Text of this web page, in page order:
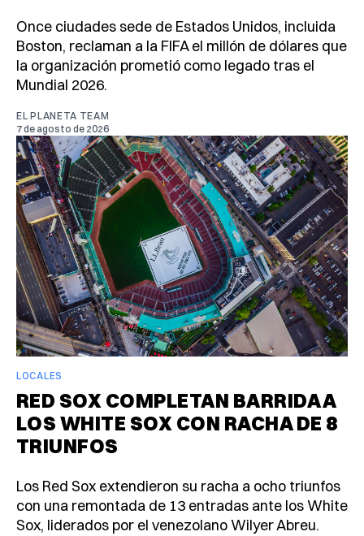
Once ciudades sede de Estados Unidos, incluida
Boston, reclaman a la FIFA el millón de dólares que
la organización prometió como legado tras el
Mundial 2026.
EL PLANETA TEAM
7 de agosto de 2026
LOCALES
RED SOX COMPLETAN BARRIDA A
LOS WHITE SOX CON RACHA DE 8
TRIUNFOS
Los Red Sox extendieron su racha a ocho triunfos
con una remontada de 13 entradas ante los White
Sox, liderados por el venezolano Wilyer Abreu.